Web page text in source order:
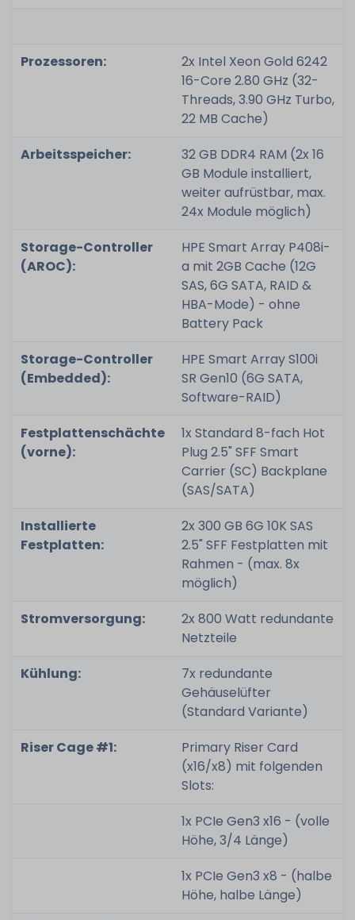
Prozessoren:
2x Intel Xeon Gold 6242
16-Core 2.80 GHz (32-
Threads, 3.90 GHz Turbo,
22 MB Cache)
Arbeitsspeicher:
32 GB DDR4 RAM (2x 16
GB Module installiert,
weiter aufrüstbar, max.
24x Module möglich)
Storage-Controller
(AROC):
HPE Smart Array P408i-
a mit 2GB Cache (12G
SAS, 6G SATA, RAID &
HBA-Mode) - ohne
Battery Pack
Storage-Controller
(Embedded):
HPE Smart Array S100i
SR Gen10 (6G SATA,
Software-RAID)
Festplattenschächte
(vorne):
1x Standard 8-fach Hot
Plug 2.5" SFF Smart
Carrier (SC) Backplane
(SAS/SATA)
Installierte
Festplatten:
2x 300 GB 6G 10K SAS
2.5" SFF Festplatten mit
Rahmen - (max. 8x
möglich)
Stromversorgung:
2x 800 Watt redundante
Netzteile
Kühlung:
7x redundante
Gehäuselüfter
(Standard Variante)
Riser Cage #1:
Primary Riser Card
(x16/x8) mit folgenden
Slots:
1x PCIe Gen3 x16 - (volle
Höhe, 3/4 Länge)
1x PCIe Gen3 x8 - (halbe
Höhe, halbe Länge)